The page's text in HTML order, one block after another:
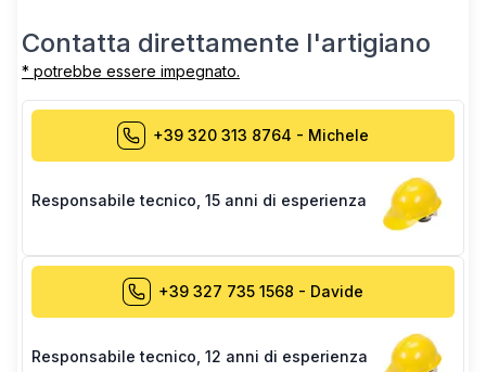
Contatta direttamente l'artigiano
* potrebbe essere impegnato.
+39 320 313 8764 - Michele
Responsabile tecnico 15 anni di esperienza
+39 327 735 1568 - Davide
Responsabile tecnico 12 anni di esperienza